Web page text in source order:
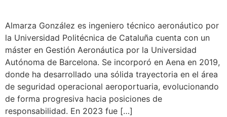
Almarza González es ingeniero técnico aeronáutico por
la Universidad Politécnica de Cataluña cuenta con un
máster en Gestión Aeronáutica por la Universidad
Autónoma de Barcelona. Se incorporó en Aena en 2019,
donde ha desarrollado una sólida trayectoria en el área
de seguridad operacional aeroportuaria, evolucionando
de forma progresiva hacia posiciones de
responsabilidad. En 2023 fue […]